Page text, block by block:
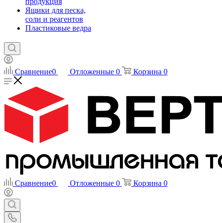
Ящики для песка,
соли и реагентов
Пластиковые ведра
Сравнение0 Отложенные 0 Корзина 0
Сравнение0 Отложенные 0 Корзина 0